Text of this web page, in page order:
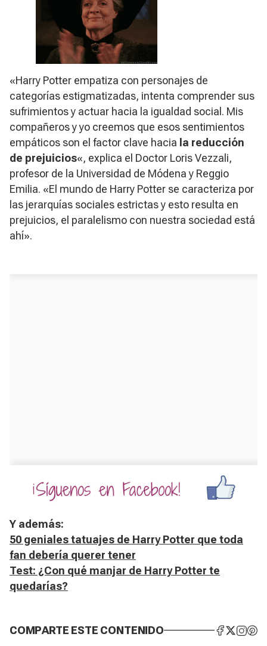
«Harry Potter empatiza con personajes de
categorías estigmatizadas, intenta comprender sus
sufrimientos y actuar hacia la igualdad social. Mis
compañeros y yo creemos que esos sentimientos
empáticos son el factor clave hacia la reducción
de prejuicios«, explica el Doctor Loris Vezzali,
profesor de la Universidad de Módena y Reggio
Emilia. «El mundo de Harry Potter se caracteriza por
las jerarquías sociales estrictas y esto resulta en
prejuicios, el paralelismo con nuestra sociedad está
ahí».
Y además:
50 geniales tatuajes de Harry Potter que toda
fan debería querer tener
Test: ¿Con qué manjar de Harry Potter te
quedarías?
COMPARTE ESTE CONTENIDO